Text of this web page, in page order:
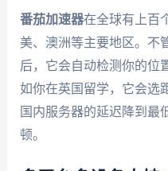
番茄加速器在全球有上百
美、澳洲等主要地区。不
后，它会自动检测你的位
如你在英国留学，它会选
国内服务器的延迟降到最
顿。